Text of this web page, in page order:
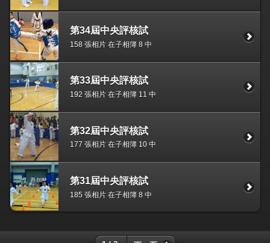
第34屆中央評核試
158 張相片 在子相簿 8 中
第33屆中央評核試
192 張相片 在子相簿 11 中
第32屆中央評核試
177 張相片 在子相簿 10 中
第31屆中央評核試
185 張相片 在子相簿 8 中